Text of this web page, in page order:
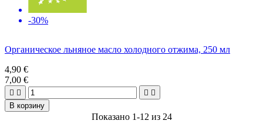
-30%
Органическое льняное масло холодного отжима, 250 мл
4,90 €
7,00 €
   
В корзину
Показано 1-12 из 24